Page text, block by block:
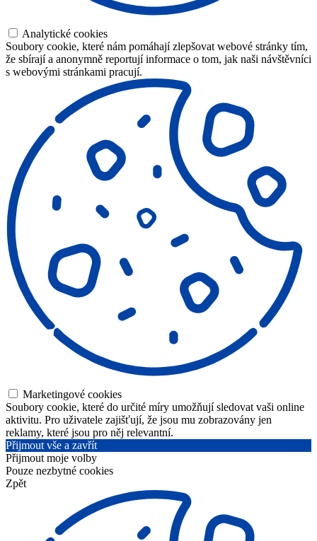
Analytické cookies
Soubory cookie, které nám pomáhají zlepšovat webové stránky tím,
že sbírají a anonymně reportují informace o tom, jak naši návštěvníci
s webovými stránkami pracují.
Marketingové cookies
Soubory cookie, které do určité míry umožňují sledovat vaši online
aktivitu. Pro uživatele zajišťují, že jsou mu zobrazovány jen
reklamy, které jsou pro něj relevantní.
Přijmout vše a zavřít
Přijmout moje volby
Pouze nezbytné cookies
Zpět